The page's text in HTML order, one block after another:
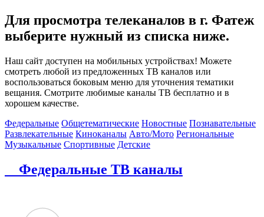
Для просмотра телеканалов в г. Фатеж
выберите нужный из списка ниже.
Наш сайт доступен на мобильных устройствах! Можете
смотреть любой из предложенных ТВ каналов или
воспользоваться боковым меню для уточнения тематики
вещания. Смотрите любимые каналы ТВ бесплатно и в
хорошем качестве.
Федеральные Общетематические Новостные Познавательные
Развлекательные Киноканалы Авто/Мото Региональные
Музыкальные Спортивные Детские
Федеральные ТВ каналы